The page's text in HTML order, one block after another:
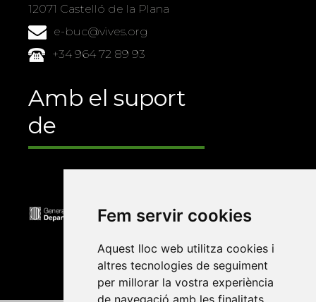
Fem servir cookies
Aquest lloc web utilitza cookies i
altres tecnologies de seguiment
per millorar la vostra experiència
de navegació amb les finalitats
12071 Castelló de la Plana
e-buc@vives.org
+34 964 72 89 93
Amb el suport
de